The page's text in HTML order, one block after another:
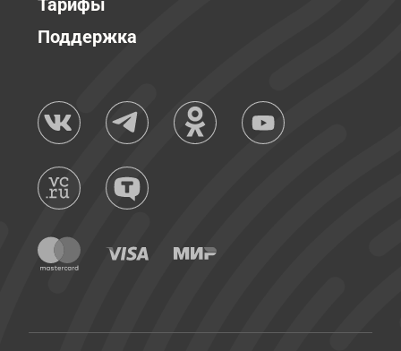
Тарифы
Поддержка